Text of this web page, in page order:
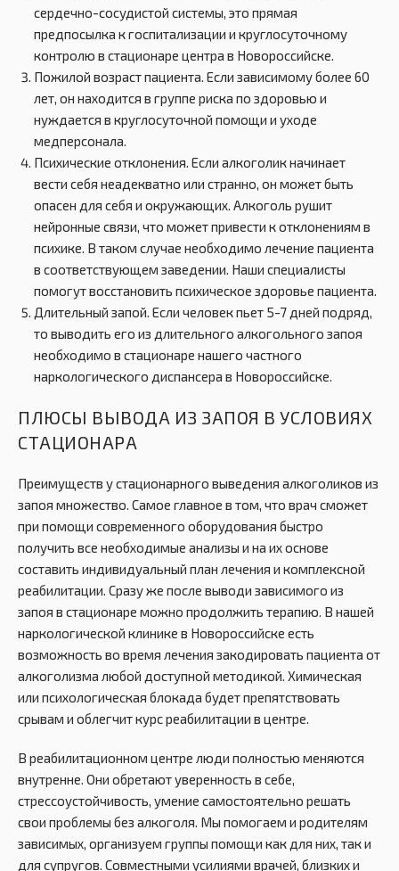
сердечно-сосудистой системы, это прямая
предпосылка к госпитализации и круглосуточному
контролю в стационаре центра в Новороссийске.
Пожилой возраст пациента. Если зависимому более 60
лет, он находится в группе риска по здоровью и
нуждается в круглосуточной помощи и уходе
медперсонала.
Психические отклонения. Если алкоголик начинает
вести себя неадекватно или странно, он может быть
опасен для себя и окружающих. Алкоголь рушит
нейронные связи, что может привести к отклонениям в
психике. В таком случае необходимо лечение пациента
в соответствующем заведении. Наши специалисты
помогут восстановить психическое здоровье пациента.
Длительный запой. Если человек пьет 5-7 дней подряд,
то выводить его из длительного алкогольного запоя
необходимо в стационаре нашего частного
наркологического диспансера в Новороссийске.
ПЛЮСЫ ВЫВОДА ИЗ ЗАПОЯ В УСЛОВИЯХ
СТАЦИОНАРА
Преимуществ у стационарного выведения алкоголиков из
запоя множество. Самое главное в том, что врач сможет
при помощи современного оборудования быстро
получить все необходимые анализы и на их основе
составить индивидуальный план лечения и комплексной
реабилитации. Сразу же после выводи зависимого из
запоя в стационаре можно продолжить терапию. В нашей
наркологической клинике в Новороссийске есть
возможность во время лечения закодировать пациента от
алкоголизма любой доступной методикой. Химическая
или психологическая блокада будет препятствовать
срывам и облегчит курс реабилитации в центре.
В реабилитационном центре люди полностью меняются
внутренне. Они обретают уверенность в себе,
стрессоустойчивость, умение самостоятельно решать
свои проблемы без алкоголя. Мы помогаем и родителям
зависимых, организуем группы помощи как для них, так и
для супругов. Совместными усилиями врачей, близких и